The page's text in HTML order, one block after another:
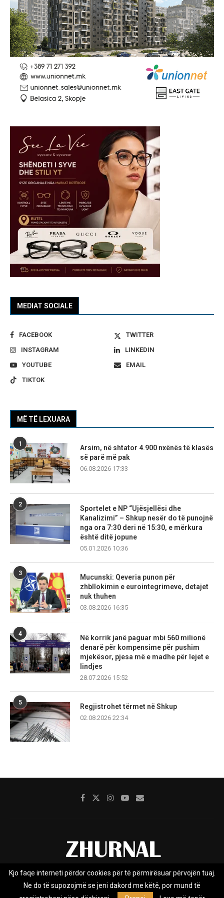
MEDIAT SOCIALE
FACEBOOK
TWITTER
INSTAGRAM
LINKEDIN
YOUTUBE
EMAIL
TIKTOK
MË TË LEXUARA
1
Arsim, në shtator 4.900 nxënës të klasës
së parë më pak
06.08.2026 17:33
2
Sportelet e NP “Ujësjellësi dhe
Kanalizimi” – Shkup nesër do të punojnë
nga ora 7:30 deri në 15:30, e mërkura
është ditë jopune
05.01.2026 10:36
3
Mucunski: Qeveria punon për
zhbllokimin e eurointegrimeve, detajet
nuk thuhen
03.08.2026 16:35
4
Në korrik janë paguar mbi 560 milionë
denarë për kompensime për pushim
mjekësor, pjesa më e madhe për lejet e
lindjes
28.07.2026 15:52
5
Regjistrohet tërmet në Shkup
02.08.2026 22:34
Rreth nesh Impresumi Marketing
Privacy Policy
Kjo faqe interneti përdor cookies për të përmirësuar përvojën tuaj.
Ne do të supozojmë se jeni dakord me këtë, por mund të